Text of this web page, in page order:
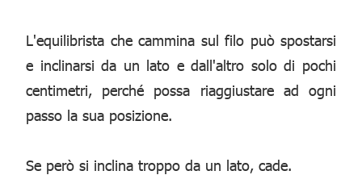
L'equilibrista che cammina sul filo può spostarsi
e inclinarsi da un lato e dall'altro solo di pochi
centimetri, perché possa riaggiustare ad ogni
passo la sua posizione.
Se però si inclina troppo da un lato, cade.